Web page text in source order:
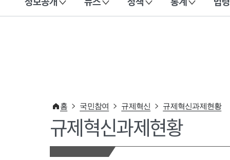
이 누리집은 대한민국 공식 전자정부 누리집입니다.
홈 국민참여 규제혁신 규제혁신과제현황
규제혁신과제현황